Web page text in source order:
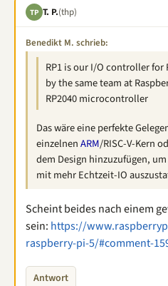
TP T. P.(thp)
Benedikt M. schrieb:
RP1 is our I/O controller for
by the same team at
RP2040 microcontroller
Das wäre eine perfekte
einzelnenARM/RISC-V-Kern
dem Design hinzuzufügen,
mit mehr Echtzeit-IO
Scheint beides nach einem
sein: https://
raspberry-pi-5/#comment-
Antwort